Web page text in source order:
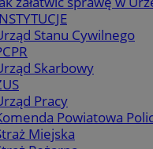
Stanu Cywilnego
Skarbowy
Pracy
Powiatowa
Miejska